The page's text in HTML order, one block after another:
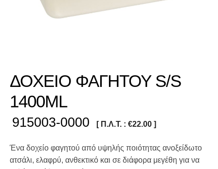
ΔΟΧΕΙΟ ΦΑΓΗΤΟΥ S/S
1400ML
915003-0000 [ Π.Λ.Τ. : €22.00 ]
Ένα δοχείο φαγητού από υψηλής ποιότητας ανοξείδωτο
ατσάλι, ελαφρύ, ανθεκτικό και σε διάφορα μεγέθη για να